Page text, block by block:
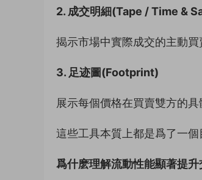
2. 成交明細(Tape / Time &
揭示市場中實際成交的主動買
3. 足迹圖(Footprint)
展示每個價格在買賣雙方的
這些工具本質上都是爲了一個
爲什麽理解流動性能顯著提